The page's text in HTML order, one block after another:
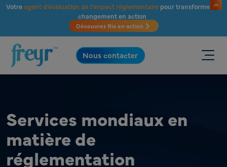
Passer au contenu principal
Votreagent d'évaluation de l'impact réglementairepour transformer le
changement en action
Découvrez Ria en action
.
Nous contacter
Services mondiaux en
matière de
réglementation